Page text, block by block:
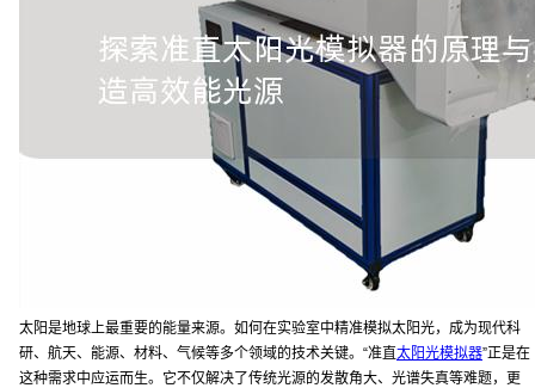
太阳是地球上最重要的能量来源。如何在实验室中精准模拟太阳光，成为现代科
研、航天、能源、材料、气候等多个领域的技术关键。“准直太阳光模拟器”正是在
这种需求中应运而生。它不仅解决了传统光源的发散角大、光谱失真等难题，更